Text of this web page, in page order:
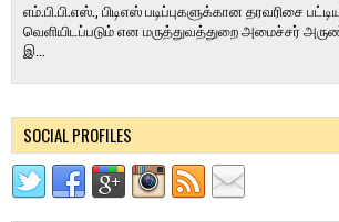
எம்.பி.பி.எஸ்., பிடிஎஸ் படிப்புகளுக்கான தரவரிசை
வெளியிடப்படும் என மருத்துவத்துறை அமைச்சர்
இ...
SOCIAL PROFILES